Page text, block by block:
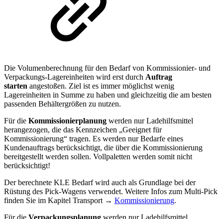
Die Volumenberechnung für den Bedarf von Kommissionier- und
Verpackungs-Lagereinheiten wird erst durch Auftrag
starten angestoßen. Ziel ist es immer möglichst wenig
Lagereinheiten in Summe zu haben und gleichzeitig die am besten
passenden Behältergrößen zu nutzen.
Für die Kommissionierplanung werden nur Ladehilfsmittel
herangezogen, die das Kennzeichen „Geeignet für
Kommissionierung“ tragen. Es werden nur Bedarfe eines
Kundenauftrags berücksichtigt, die über die Kommissionierung
bereitgestellt werden sollen. Vollpaletten werden somit nicht
berücksichtigt!
Der berechnete KLE Bedarf wird auch als Grundlage bei der
Rüstung des Pick-Wagens verwendet. Weitere Infos zum Multi-Pick
finden Sie im Kapitel Transport → Kommissionierung.